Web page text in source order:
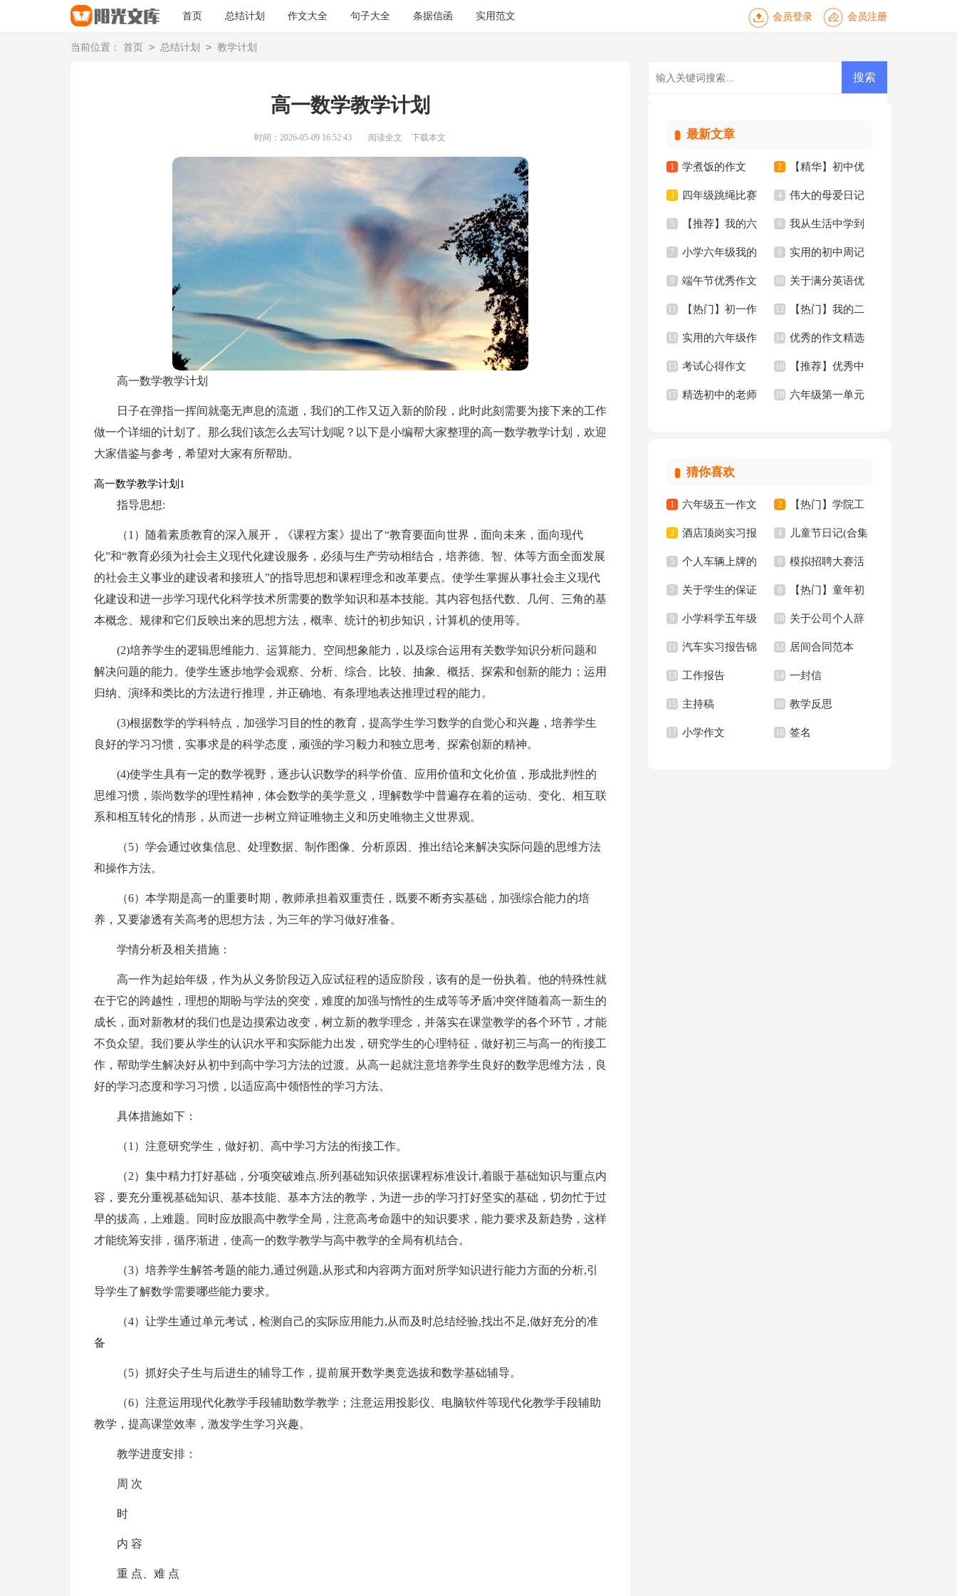
首页 总结计划 作文大全 句子大全 条据信函 实用范文 会员登录 会员注册
当前位置： 首页 > 总结计划 > 教学计划
高一数学教学计划
时间：2026-05-09 16:52:43 阅读全文 下载本文
高一数学教学计划
日子在弹指一挥间就毫无声息的流逝，我们的工作又迈入新的阶段，此时此刻需要为接下来的工作
做一个详细的计划了。那么我们该怎么去写计划呢？以下是小编帮大家整理的高一数学教学计划，欢迎
大家借鉴与参考，希望对大家有所帮助。
高一数学教学计划1
指导思想:
（1）随着素质教育的深入展开，《课程方案》提出了“教育要面向世界，面向未来，面向现代
化”和“教育必须为社会主义现代化建设服务，必须与生产劳动相结合，培养德、智、体等方面全面发展
的社会主义事业的建设者和接班人”的指导思想和课程理念和改革要点。使学生掌握从事社会主义现代
化建设和进一步学习现代化科学技术所需要的数学知识和基本技能。其内容包括代数、几何、三角的基
本概念、规律和它们反映出来的思想方法，概率、统计的初步知识，计算机的使用等。
(2)培养学生的逻辑思维能力、运算能力、空间想象能力，以及综合运用有关数学知识分析问题和
解决问题的能力。使学生逐步地学会观察、分析、综合、比较、抽象、概括、探索和创新的能力；运用
归纳、演绎和类比的方法进行推理，并正确地、有条理地表达推理过程的能力。
(3)根据数学的学科特点，加强学习目的性的教育，提高学生学习数学的自觉心和兴趣，培养学生
良好的学习习惯，实事求是的科学态度，顽强的学习毅力和独立思考、探索创新的精神。
(4)使学生具有一定的数学视野，逐步认识数学的科学价值、应用价值和文化价值，形成批判性的
思维习惯，崇尚数学的理性精神，体会数学的美学意义，理解数学中普遍存在着的运动、变化、相互联
系和相互转化的情形，从而进一步树立辩证唯物主义和历史唯物主义世界观。
（5）学会通过收集信息、处理数据、制作图像、分析原因、推出结论来解决实际问题的思维方法
和操作方法。
（6）本学期是高一的重要时期，教师承担着双重责任，既要不断夯实基础，加强综合能力的培
养，又要渗透有关高考的思想方法，为三年的学习做好准备。
学情分析及相关措施：
高一作为起始年级，作为从义务阶段迈入应试征程的适应阶段，该有的是一份执着。他的特殊性就
在于它的跨越性，理想的期盼与学法的突变，难度的加强与惰性的生成等等矛盾冲突伴随着高一新生的
成长，面对新教材的我们也是边摸索边改变，树立新的教学理念，并落实在课堂教学的各个环节，才能
不负众望。我们要从学生的认识水平和实际能力出发，研究学生的心理特征，做好初三与高一的衔接工
作，帮助学生解决好从初中到高中学习方法的过渡。从高一起就注意培养学生良好的数学思维方法，良
好的学习态度和学习习惯，以适应高中领悟性的学习方法。
具体措施如下：
（1）注意研究学生，做好初、高中学习方法的衔接工作。
（2）集中精力打好基础，分项突破难点.所列基础知识依据课程标准设计,着眼于基础知识与重点内
容，要充分重视基础知识、基本技能、基本方法的教学，为进一步的学习打好坚实的基础，切勿忙于过
早的拔高，上难题。同时应放眼高中教学全局，注意高考命题中的知识要求，能力要求及新趋势，这样
才能统筹安排，循序渐进，使高一的数学教学与高中教学的全局有机结合。
（3）培养学生解答考题的能力,通过例题,从形式和内容两方面对所学知识进行能力方面的分析,引
导学生了解数学需要哪些能力要求。
（4）让学生通过单元考试，检测自己的实际应用能力,从而及时总结经验,找出不足,做好充分的准
备
（5）抓好尖子生与后进生的辅导工作，提前展开数学奥竞选拔和数学基础辅导。
（6）注意运用现代化教学手段辅助数学教学；注意运用投影仪、电脑软件等现代化教学手段辅助
教学，提高课堂效率，激发学生学习兴趣。
教学进度安排：
周 次
时
内 容
重 点、难 点
最新文章
1 学煮饭的作文 2 【精华】初中优
秀作文10篇
3 四年级跳绳比赛
作文合集10篇
4 伟大的母爱日记
5 【推荐】我的六
年级小学作文汇编6
篇
6 我从生活中学到
了语文作文15篇
7 小学六年级我的
同桌作文
8 实用的初中周记
汇总五篇
9 端午节优秀作文
【推荐】
10 关于满分英语优
秀作文锦集10篇
11 【热门】初一作
文汇总10篇
12 【热门】我的二
年级作文300字汇总5
篇
13 实用的六年级作
文集合5篇
14 优秀的作文精选
15篇
15 考试心得作文 16 【推荐】优秀中
学作文三篇
17 精选初中的老师 18 六年级第一单元
猜你喜欢
1 六年级五一作文
300字集锦7篇
2 【热门】学院工
作计划四篇
3 酒店顶岗实习报
告十篇
4 儿童节日记(合集
15篇)
5 个人车辆上牌的
委托书
6 模拟招聘大赛活
动总结
7 关于学生的保证
书汇总八篇
8 【热门】童年初
中作文300字集锦十
篇
9 小学科学五年级
上册教学计划
10 关于公司个人辞
职报告汇总6篇
11 汽车实习报告锦
集八篇
12 居间合同范本
13 工作报告 14 一封信
15 主持稿 16 教学反思
17 小学作文 18 签名